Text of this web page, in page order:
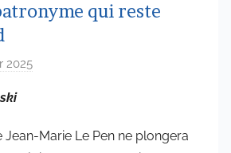
qui reste
2025
Jean-Marie Le Pen ne plongera